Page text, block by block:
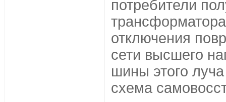
потребители
отключения
сети высшего
шины этого
схема